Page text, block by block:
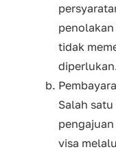
tidak
Salah
visa